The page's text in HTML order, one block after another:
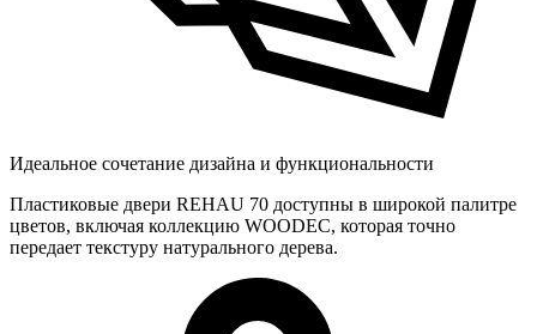
Идеальное сочетание дизайна и функциональности
Пластиковые двери REHAU 70 доступны в широкой палитре
цветов, включая коллекцию WOODEC, которая точно
передает текстуру натурального дерева.